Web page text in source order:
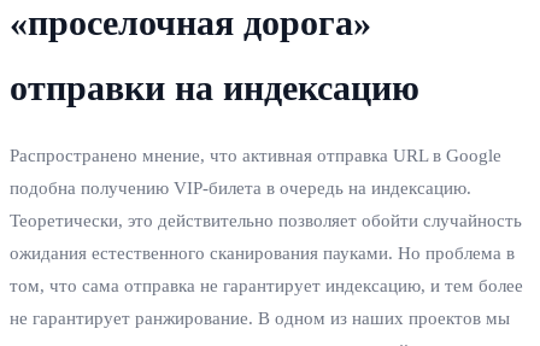
«проселочная дорога»
отправки на индексацию
Распространено мнение, что активная отправка URL в Google
подобна получению VIP-билета в очередь на индексацию.
Теоретически, это действительно позволяет обойти случайность
ожидания естественного сканирования пауками. Но проблема в
том, что сама отправка не гарантирует индексацию, и тем более
не гарантирует ранжирование. В одном из наших проектов мы